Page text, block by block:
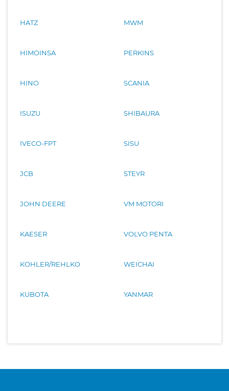
HATZ
HIMOINSA
HINO
ISUZU
IVECO-FPT
JCB
JOHN DEERE
KAESER
KOHLER/REHLKO
KUBOTA
MWM
PERKINS
SCANIA
SHIBAURA
SISU
STEYR
VM MOTORI
VOLVO PENTA
WEICHAI
YANMAR